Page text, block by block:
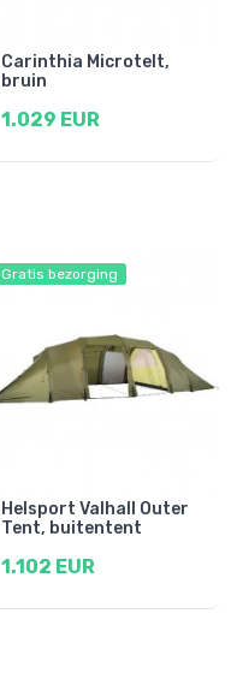
Carinthia Microtelt,
bruin
1.029 EUR
Gratis bezorging
Helsport Valhall Outer
Tent, buitentent
1.102 EUR